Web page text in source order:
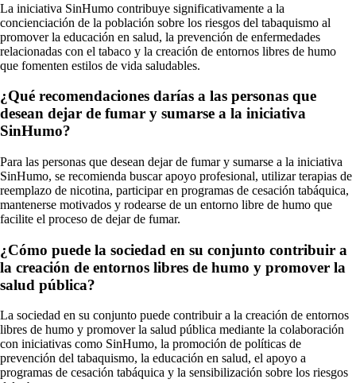
La iniciativa SinHumo contribuye significativamente a la
concienciación de la población sobre los riesgos del tabaquismo al
promover la educación en salud, la prevención de enfermedades
relacionadas con el tabaco y la creación de entornos libres de humo
que fomenten estilos de vida saludables.
¿Qué recomendaciones darías a las personas que
desean dejar de fumar y sumarse a la iniciativa
SinHumo?
Para las personas que desean dejar de fumar y sumarse a la iniciativa
SinHumo, se recomienda buscar apoyo profesional, utilizar terapias de
reemplazo de nicotina, participar en programas de cesación tabáquica,
mantenerse motivados y rodearse de un entorno libre de humo que
facilite el proceso de dejar de fumar.
¿Cómo puede la sociedad en su conjunto contribuir a
la creación de entornos libres de humo y promover la
salud pública?
La sociedad en su conjunto puede contribuir a la creación de entornos
libres de humo y promover la salud pública mediante la colaboración
con iniciativas como SinHumo, la promoción de políticas de
prevención del tabaquismo, la educación en salud, el apoyo a
programas de cesación tabáquica y la sensibilización sobre los riesgos